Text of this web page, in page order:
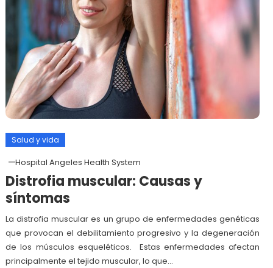
Salud y vida
Hospital Angeles Health System
Distrofia muscular: Causas y
síntomas
La distrofia muscular es un grupo de enfermedades genéticas
que provocan el debilitamiento progresivo y la degeneración
de los músculos esqueléticos. Estas enfermedades afectan
principalmente el tejido muscular, lo que…